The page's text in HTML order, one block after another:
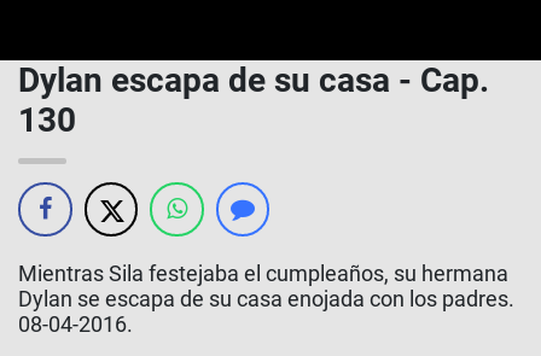
Dylan escapa de su casa - Cap.
130
Mientras Sila festejaba el cumpleaños, su hermana
Dylan se escapa de su casa enojada con los padres.
08-04-2016.